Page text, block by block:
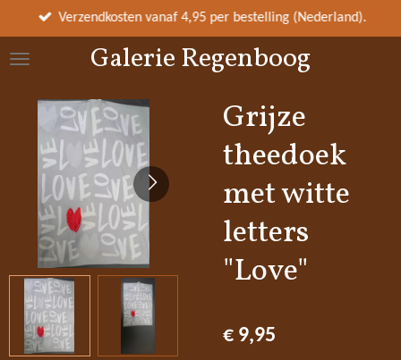
direct
naar
hoofdinhoud
Galerie Regenboog
Verzendkosten vanaf 4,95 per bestelling (Nederland).
Grijze
theedoek
met witte
letters
"Love"
€ 9,95